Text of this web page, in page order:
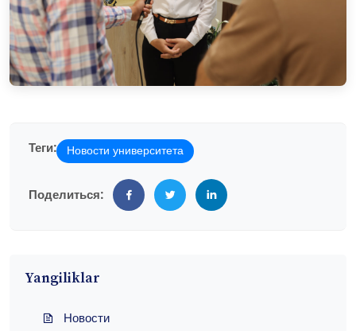
Теги: Новости университета
Поделиться:
Yangiliklar
Новости